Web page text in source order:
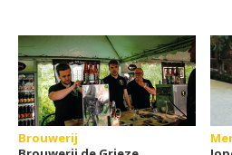
Brouwerij